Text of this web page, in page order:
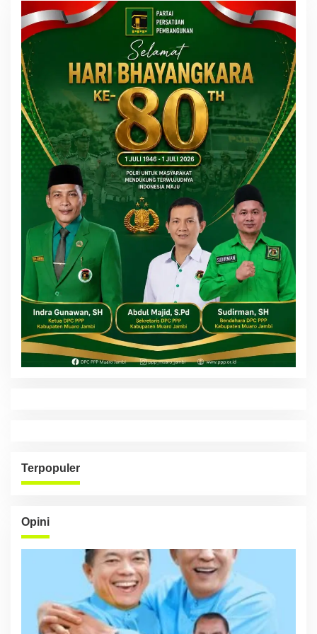
Terpopuler
Opini